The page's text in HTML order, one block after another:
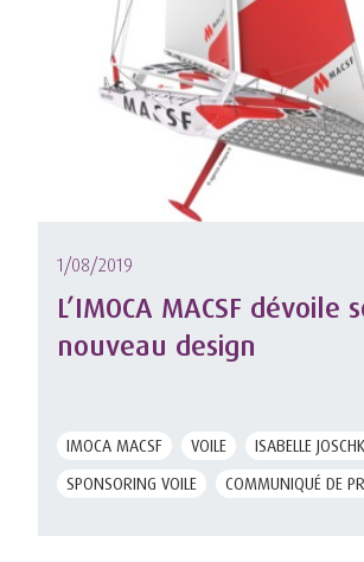
1/08/2019
L’IMOCA MACSF dévoile
nouveau design
IMOCA MACSF VOILE
ISABELLE
SPONSORING VOILE
COMMUNIQUÉ DE